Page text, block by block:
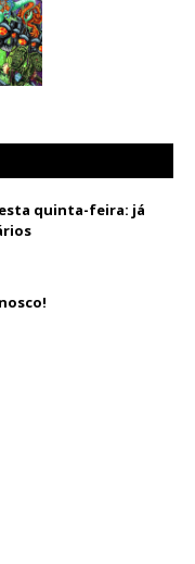
quinta-feira: já